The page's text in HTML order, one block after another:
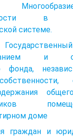
в
системе.
и
фонда,
доме
граждан и